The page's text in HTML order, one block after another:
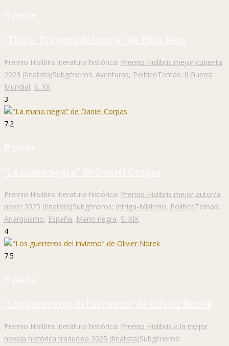
P. plebe
"Thule. El sueño del norte" de Elisa Beni
Premio Hislibris literatura histórica: Premio Hislibris mejor cubierta
2023 (finalista)Subgéneros: Aventuras, PolíticoTemas: II Guerra
Mundial, S. XX
3
7.2
P. plebe
"La mano negra” de Daniel Corpas
Premio Hislibris literatura histórica: Premio Hislibris mejor autor/a
novel 2025 (finalista)Subgéneros: Intriga-Misterio, PolíticoTemas:
Anarquismo, España, Mano negra, S. XIX
4
7.5
P. plebe
"Los guerreros del invierno" de Olivier Norek
Premio Hislibris literatura histórica: Premio Hislibris a la mejor
novela histórica traducida 2025 (finalista)Subgéneros: